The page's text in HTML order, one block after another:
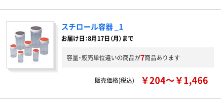
スチロール容器 _1
お届け日：8月17日（月）まで
容量・販売単位違いの商品が7商品あります
販売価格(税込) ￥204～￥1,466